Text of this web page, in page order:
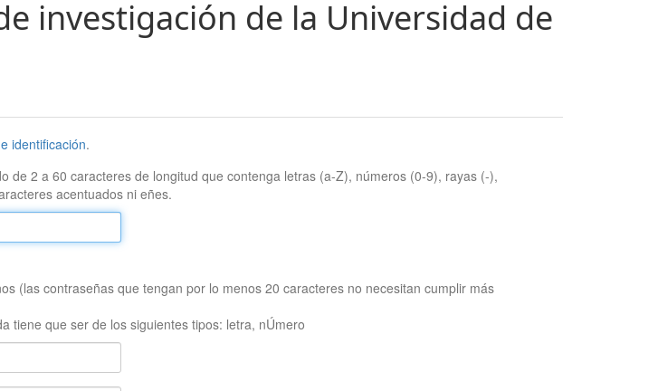
investigación de la Universidad de
identificación.
de 2 a 60 caracteres de longitud que contenga letras (a-Z), números (0-9), rayas (-),
acentuados ni eñes.
(las contraseñas que tengan por lo menos 20 caracteres no necesitan cumplir más
tiene que ser de los siguientes tipos: letra, nÚmero